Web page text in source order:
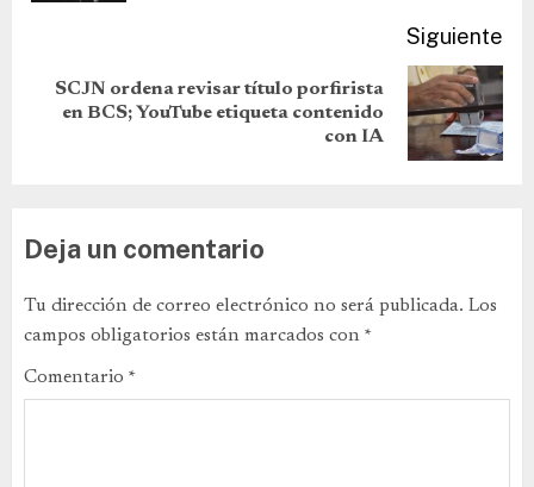
Siguiente
SCJN ordena revisar título porfirista
en BCS; YouTube etiqueta contenido
con IA
Deja un comentario
Tu dirección de correo electrónico no será publicada. Los
campos obligatorios están marcados con *
Comentario *